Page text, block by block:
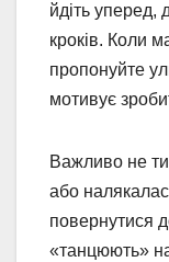
йдіть уперед,
кроків. Коли
пропонуйте
мотивує
Важливо не
або
повернутися
«танцюють»